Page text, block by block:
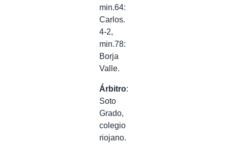
min.64:
Carlos.
4-2,
min.78:
Borja
Valle.
Árbitro:
Soto
Grado,
colegio
riojano.